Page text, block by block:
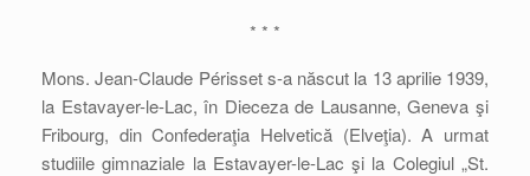
* * *
Mons. Jean-Claude Périsset s-a născut la 13 aprilie 1939,
la Estavayer-le-Lac, în Dieceza de Lausanne, Geneva şi
Fribourg, din Confederaţia Helvetică (Elveţia). A urmat
studiile gimnaziale la Estavayer-le-Lac şi la Colegiul „St.